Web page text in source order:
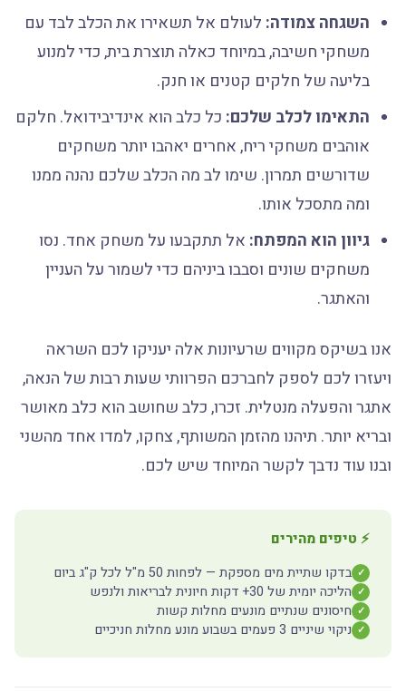
השגחה צמודה:לעולם אל תשאירו את הכלב לבד עם
משחקי חשיבה, במיוחד כאלה תוצרת בית, כדי למנוע
בליעה של חלקים קטנים או חנק.
התאימו לכלב שלכם:כל כלב הוא אינדיבידואל. חלקם
אוהבים משחקי ריח, אחרים יאהבו יותר משחקים
שדורשים תמרון. שימו לב מה הכלב שלכם נהנה ממנו
ומה מתסכל אותו.
גיוון הוא המפתח:אל תתקבעו על משחק אחד. נסו
משחקים שונים וסבבו ביניהם כדי לשמור על העניין
והאתגר.
אנו בשיקס מקווים שרעיונות אלה יעניקו לכם השראה
ויעזרו לכם לספק לחברכם הפרוותי שעות רבות של הנאה,
אתגר והפעלה מנטלית. זכרו, כלב שחושב הוא כלב מאושר
ובריא יותר. תיהנו מהזמן המשותף, צחקו, למדו אחד מהשני
ובנו עוד נדבך לקשר המיוחד שיש לכם.
⚡ טיפים מהירים
✓ בדקו שתיית מים מספקת — לפחות 50 מ"ל לכל ק"ג ביום
✓ הליכה יומית של 30+ דקות חיונית לבריאות ולנפש
✓ חיסונים שנתיים מונעים מחלות קשות
✓ ניקוי שיניים 3 פעמים בשבוע מונע מחלות חניכיים